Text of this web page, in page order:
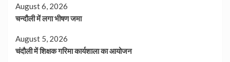
August 6, 2026
चन्दौली में लगा भीषण जमा
August 5, 2026
चंदौली में शिक्षक गरिमा कार्यशाला का आयोजन